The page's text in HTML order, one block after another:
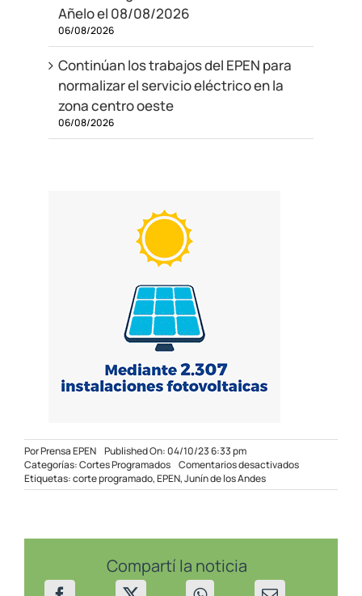
Añelo el 08/08/2026
06/08/2026
Continúan los trabajos del EPEN para
normalizar el servicio eléctrico en la
zona centro oeste
06/08/2026
PorPrensa EPEN Published On: 04/10/23 6:33 pm
Categorías:Cortes Programados Comentarios desactivadosen
programado
Etiquetas:corte programado,EPEN,Junín de los Andes
Compartí la noticia